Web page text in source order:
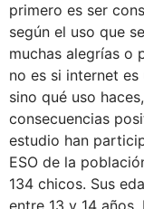
primero es ser
según el uso que
muchas alegrías o
no es si internet
sino qué uso
consecuencias
estudio han
ESO de la
134 chicos. Sus
entre 13 y 14 años.